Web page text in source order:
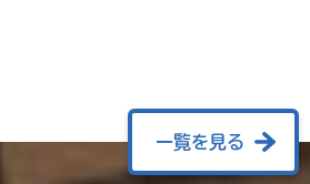
一覧を見る
も